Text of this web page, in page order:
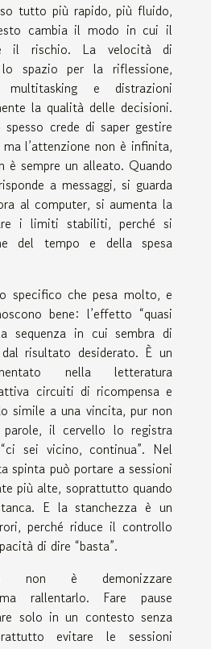
tutto più rapido, più fluido,
cambia il modo in cui il
il rischio. La velocità di
lo spazio per la riflessione,
multitasking e distrazioni
la qualità delle decisioni.
crede di saper gestire
l’attenzione non è infinita,
è sempre un alleato. Quando
a messaggi, si guarda
al computer, si aumenta la
i limiti stabiliti, perché si
del tempo e della spesa
specifico che pesa molto, e
bene: l’effetto “quasi
sequenza in cui sembra di
risultato desiderato. È un
nella letteratura
circuiti di ricompensa e
simile a una vincita, pur non
il cervello lo registra
sei vicino, continua”. Nel
spinta può portare a sessioni
più alte, soprattutto quando
E la stanchezza è un
perché riduce il controllo
di dire “basta”.
non è demonizzare
rallentarlo. Fare pause
solo in un contesto senza
evitare le sessioni